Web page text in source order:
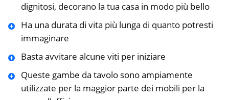
dignitosi, decorano la tua casa in modo più bello
Ha una durata di vita più lunga di quanto potresti
immaginare
Basta avvitare alcune viti per iniziare
Queste gambe da tavolo sono ampiamente
utilizzate per la maggior parte dei mobili per la